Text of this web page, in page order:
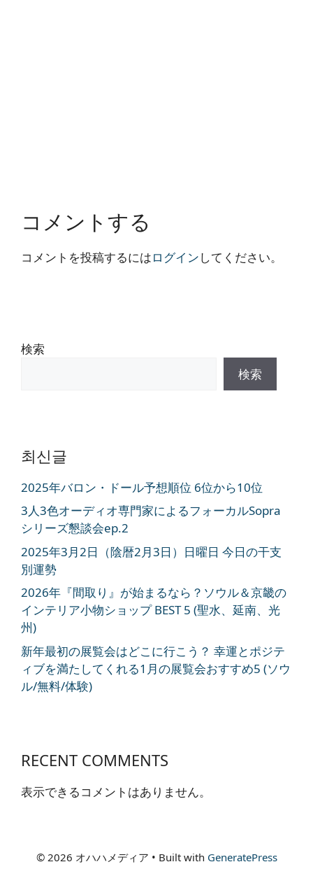
コメントする
コメントを投稿するにはログインしてください。
検索
検索
최신글
2025年バロン・ドール予想順位 6位から10位
3人3色オーディオ専門家によるフォーカルSopra
シリーズ懇談会ep.2
2025年3月2日（陰暦2月3日）日曜日 今日の干支
別運勢
2026年『間取り』が始まるなら？ソウル＆京畿の
インテリア小物ショップ BEST 5 (聖水、延南、光
州)
新年最初の展覧会はどこに行こう？ 幸運とポジテ
ィブを満たしてくれる1月の展覧会おすすめ5 (ソウ
ル/無料/体験)
RECENT COMMENTS
表示できるコメントはありません。
© 2026 オハハメディア • Built with GeneratePress